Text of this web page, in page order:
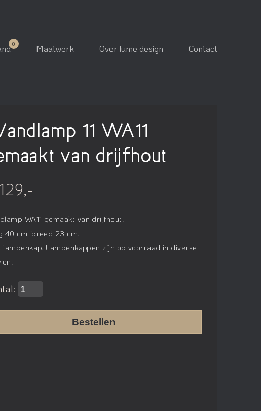
Maatwerk Over lume design Contact
11 WA11
van drijfhout
WA11 gemaakt van drijfhout.
40 cm, breed 23 cm.
lampenkap. Lampenkappen zijn op voorraad in diverse
Bestellen